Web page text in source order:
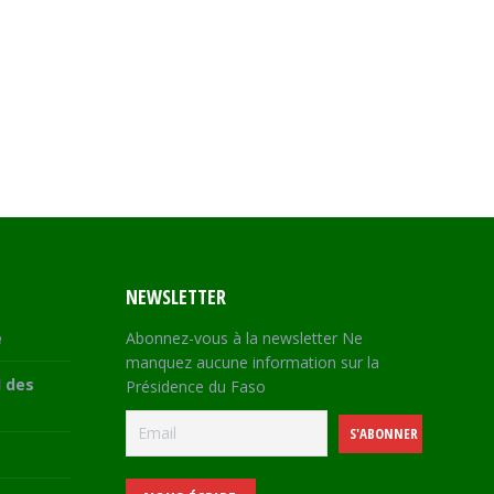
des
NEWSLETTER
Abonnez-vous à la newsletter Ne
manquez aucune information sur la
Présidence du Faso